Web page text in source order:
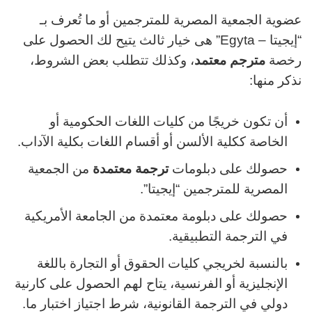
عضوية الجمعية المصرية للمترجمين أو ما تُعرف بـ
“إيجيتا – Egyta” هى خيار ثالث يتيح لك الحصول على
رخصة مترجم معتمد، وكذلك تتطلب بعض الشروط،
نذكر منها:
أن تكون خريجًا من كليات اللغات الحكومية أو
الخاصة ككلية الألسن أو أقسام اللغات بكلية الآداب.
حصولك على دبلوماتترجمة معتمدة من الجمعية
المصرية للمترجمين “إيجيتا”.
حصولك على دبلومة معتمدة من الجامعة الأمريكية
في الترجمة التطبيقية.
بالنسبة لخريجي كليات الحقوق أو التجارة باللغة
الإنجليزية أو الفرنسية، يتاح لهم الحصول على كارنية
دولي في الترجمة القانونية، شرط اجتياز اختبار ما.